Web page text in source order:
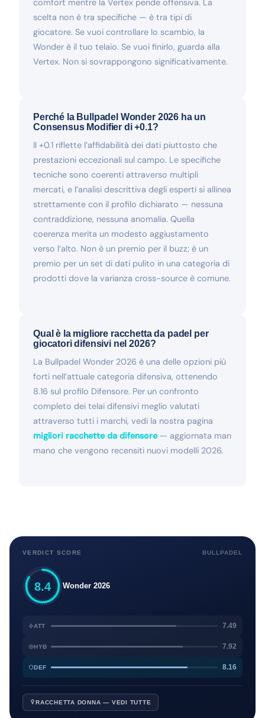
scelta non è tra specifiche — è tra tipi di
giocatore. Se vuoi controllare lo scambio, la
Wonder è il tuo telaio. Se vuoi finirlo, guarda alla
Vertex. Non si sovrappongono significativamente.
Perché la Bullpadel Wonder 2026 ha un
Consensus Modifier di +0.1?
Il +0.1 riflette l’affidabilità dei dati piuttosto che
prestazioni eccezionali sul campo. Le specifiche
tecniche sono coerenti attraverso multipli
mercati, e l’analisi descrittiva degli esperti si allinea
strettamente con il profilo dichiarato — nessuna
contraddizione, nessuna anomalia. Quella
coerenza merita un modesto aggiustamento
verso l’alto. Non è un premio per il buzz; è un
premio per un set di dati pulito in una categoria di
prodotti dove la varianza cross-source è comune.
Qual è la migliore racchetta da padel per
giocatori difensivi nel 2026?
La Bullpadel Wonder 2026 è una delle opzioni più
forti nell’attuale categoria difensiva, ottenendo
8.16 sul profilo Difensore. Per un confronto
completo dei telai difensivi meglio valutati
attraverso tutti i marchi, vedi la nostra pagina
migliori racchette da difensore— aggiornata man
mano che vengono recensiti nuovi modelli 2026.
VERDICT SCORE BULLPADEL
8.4 Wonder 2026
ATT 7.49
HYB 7.92
DEF 8.16
RACCHETTA DONNA — VEDI TUTTE